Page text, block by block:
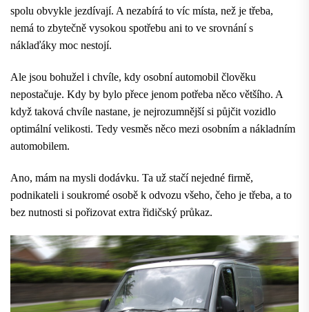
spolu obvykle jezdívají. A nezabírá to víc místa, než je třeba,
nemá to zbytečně vysokou spotřebu ani to ve srovnání s
náklaďáky moc nestojí.
Ale jsou bohužel i chvíle, kdy osobní automobil člověku
nepostačuje. Kdy by bylo přece jenom potřeba něco většího. A
když taková chvíle nastane, je nejrozumnější si půjčit vozidlo
optimální velikosti. Tedy vesměs něco mezi osobním a nákladním
automobilem.
Ano, mám na mysli dodávku. Ta už stačí nejedné firmě,
podnikateli i soukromé osobě k odvozu všeho, čeho je třeba, a to
bez nutnosti si pořizovat extra řidičský průkaz.